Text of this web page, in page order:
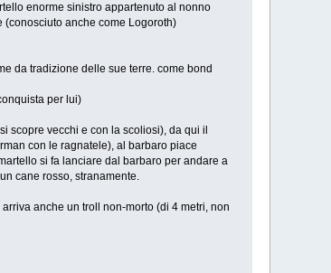
enorme sinistro appartenuto al nonno
(conosciuto anche come Logoroth)
da tradizione delle sue terre. come bond
per lui)
scopre vecchi e con la scoliosi), da qui il
con le ragnatele), al barbaro piace
si fa lanciare dal barbaro per andare a
cane rosso, stranamente.
anche un troll non-morto (di 4 metri, non